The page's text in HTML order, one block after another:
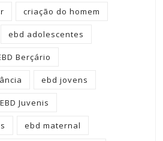
criação do homem
ebd adolescentes
Berçário
ebd jovens
EBD Juvenis
ebd maternal